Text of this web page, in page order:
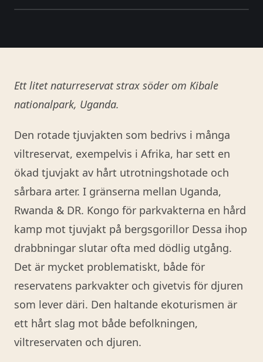
Ett litet naturreservat strax söder om Kibale
nationalpark, Uganda.
Den rotade tjuvjakten som bedrivs i många
viltreservat, exempelvis i Afrika, har sett en
ökad tjuvjakt av hårt utrotningshotade och
sårbara arter. I gränserna mellan Uganda,
Rwanda & DR. Kongo för parkvakterna en hård
kamp mot tjuvjakt på bergsgorillor Dessa ihop
drabbningar slutar ofta med dödlig utgång.
Det är mycket problematiskt, både för
reservatens parkvakter och givetvis för djuren
som lever däri. Den haltande ekoturismen är
ett hårt slag mot både befolkningen,
viltreservaten och djuren.